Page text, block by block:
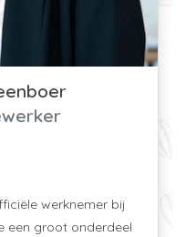
werknemer bij
een groot onderdeel